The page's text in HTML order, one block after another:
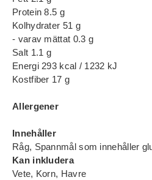
Protein 8.5 g
Kolhydrater 51 g
- varav mättat 0.3 g
Salt 1.1 g
Energi 293 kcal / 1232 kJ
Kostfiber 17 g
Allergener
Innehåller
Råg, Spannmål som innehåller
Kan inkludera
Vete, Korn, Havre